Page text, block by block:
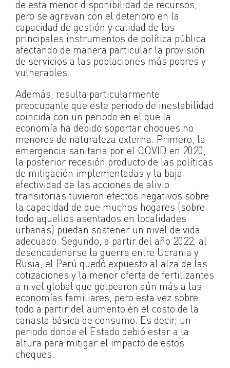
de esta menor disponibilidad de recursos,
pero se agravan con el deterioro en la
capacidad de gestión y calidad de los
principales instrumentos de política pública
afectando de manera particular la provisión
de servicios a las poblaciones más pobres y
vulnerables.
Además, resulta particularmente
preocupante que este periodo de inestabilidad
coincida con un periodo en el que la
economía ha debido soportar choques no
menores de naturaleza externa. Primero, la
emergencia sanitaria por el COVID en 2020,
la posterior recesión producto de las políticas
de mitigación implementadas y la baja
efectividad de las acciones de alivio
transitorias tuvieron efectos negativos sobre
la capacidad de que muchos hogares (sobre
todo aquellos asentados en localidades
urbanas) puedan sostener un nivel de vida
adecuado. Segundo, a partir del año 2022, al
desencadenarse la guerra entre Ucrania y
Rusia, el Perú quedó expuesto al alza de las
cotizaciones y la menor oferta de fertilizantes
a nivel global que golpearon aún más a las
economías familiares, pero esta vez sobre
todo a partir del aumento en el costo de la
canasta básica de consumo. Es decir, un
periodo donde el Estado debió estar a la
altura para mitigar el impacto de estos
choques.